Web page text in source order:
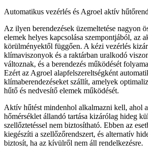
Automatikus vezérlés és Agroel aktív
Az ilyen berendezések üzemeltetése nagyon
elemek helyes kapcsolása szempontjából, az
körülményektől függően. A kézi vezérlés
klímaviszonyok és a raktárban uralkodó
változnak, és a berendezés működését
Ezért az Agroel alapfelszereltségként
klímaberendezéseket szállít, amelyek
hűtő és nedvesítő elemek működését.
Aktív hűtést mindenhol alkalmazni kell, ahol
hőmérséklet állandó tartása kizárólag hideg
szellőztetéssel nem biztosítható. Ebben az
kiegészíti a szellőzőrendszert, és alternatív
biztosít, ha az kívülről nem áll rendelkezésre.